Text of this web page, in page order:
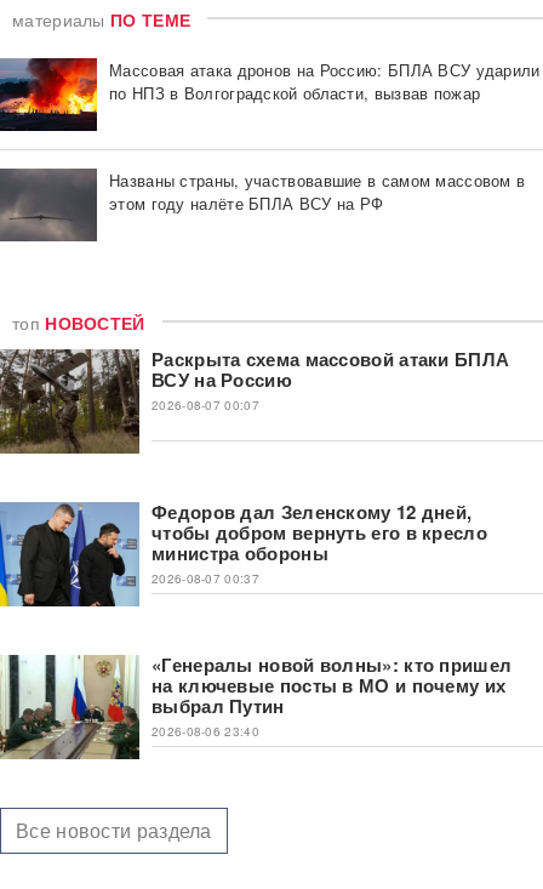
материалы ПО ТЕМЕ
Массовая атака дронов на Россию: БПЛА ВСУ ударили
по НПЗ в Волгоградской области, вызвав пожар
Названы страны, участвовавшие в самом массовом в
этом году налёте БПЛА ВСУ на РФ
топ НОВОСТЕЙ
Раскрыта схема массовой атаки БПЛА
ВСУ на Россию
2026-08-07 00:07
Федоров дал Зеленскому 12 дней,
чтобы добром вернуть его в кресло
министра обороны
2026-08-07 00:37
«Генералы новой волны»: кто пришел
на ключевые посты в МО и почему их
выбрал Путин
2026-08-06 23:40
Все новости раздела